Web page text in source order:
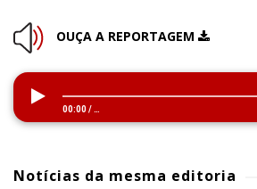
OUÇA A REPORTAGEM
00:00/ …
Notícias da mesma editoria